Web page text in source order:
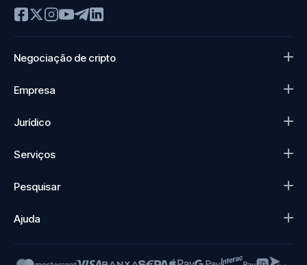
Negociação de cripto
Empresa
Jurídico
Serviços
Pesquisar
Ajuda